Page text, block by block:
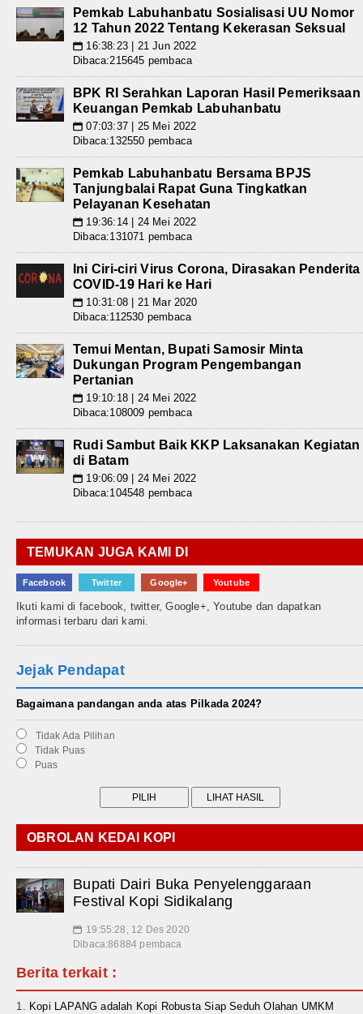
Pemkab Labuhanbatu Sosialisasi UU Nomor
12 Tahun 2022 Tentang Kekerasan Seksual
📅 16:38:23 | 21 Jun 2022
Dibaca:215645 pembaca
BPK RI Serahkan Laporan Hasil Pemeriksaan
Keuangan Pemkab Labuhanbatu
📅 07:03:37 | 25 Mei 2022
Dibaca:132550 pembaca
Pemkab Labuhanbatu Bersama BPJS
Tanjungbalai Rapat Guna Tingkatkan
Pelayanan Kesehatan
📅 19:36:14 | 24 Mei 2022
Dibaca:131071 pembaca
Ini Ciri-ciri Virus Corona, Dirasakan Penderita
COVID-19 Hari ke Hari
📅 10:31:08 | 21 Mar 2020
Dibaca:112530 pembaca
Temui Mentan, Bupati Samosir Minta
Dukungan Program Pengembangan
Pertanian
📅 19:10:18 | 24 Mei 2022
Dibaca:108009 pembaca
Rudi Sambut Baik KKP Laksanakan Kegiatan
di Batam
📅 19:06:09 | 24 Mei 2022
Dibaca:104548 pembaca
TEMUKAN JUGA KAMI DI
Facebook Twitter Google+ Youtube
Ikuti kami di facebook, twitter, Google+, Youtube dan dapatkan
informasi terbaru dari kami.
Jejak Pendapat
Bagaimana pandangan anda atas Pilkada 2024?
Tidak Ada Pilihan
Tidak Puas
Puas
OBROLAN KEDAI KOPI
Bupati Dairi Buka Penyelenggaraan
Festival Kopi Sidikalang
📅 19:55:28, 12 Des 2020
Dibaca:86884 pembaca
Berita terkait :
Kopi LAPANG adalah Kopi Robusta Siap Seduh Olahan UMKM